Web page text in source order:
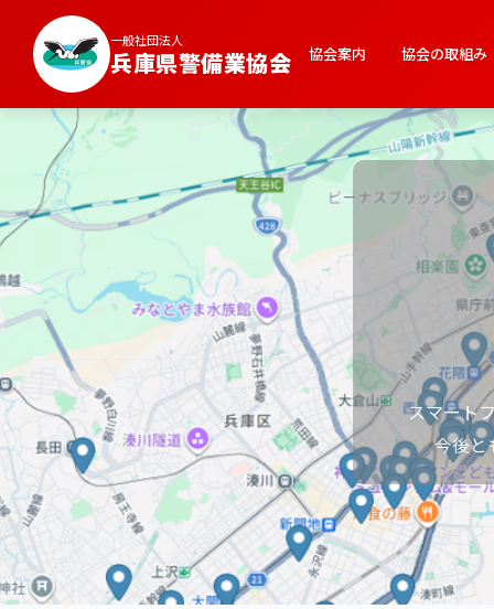
一般社団法人
兵庫県警備業協会 協会案内 協会の取組み
「ゆ
スマート
今後と
誰もが安心し